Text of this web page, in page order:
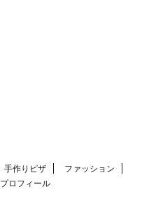
手作りピザ
ファッション
プロフィール